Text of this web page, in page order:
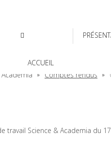
ACCUEIL
Comptes rendus
Science & Academia du 17